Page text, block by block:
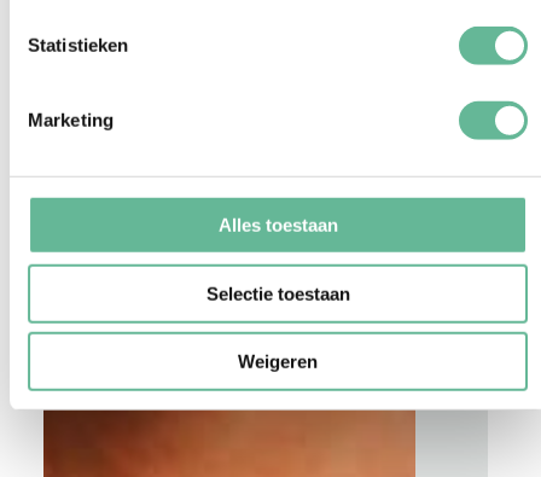
Statistieken
Marketing
Alles toestaan
Selectie toestaan
Weigeren